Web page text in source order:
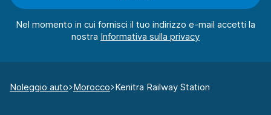
Nel momento in cui fornisci il tuo indirizzo e-mail accetti la
nostra
Noleggio auto Morocco Kenitra Railway Station